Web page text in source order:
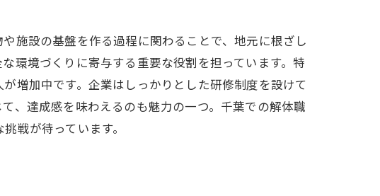
施設の基盤を作る過程に関わることで、地元に根ざし
環境づくりに寄与する重要な役割を担っています。特
増加中です。企業はしっかりとした研修制度を設けて
、達成感を味わえるのも魅力の一つ。千葉での解体職
戦が待っています。